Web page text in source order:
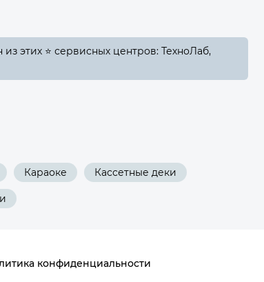
этих ⭐ сервисных центров: ТехноЛаб,
Караоке Кассетные деки
конфиденциальности